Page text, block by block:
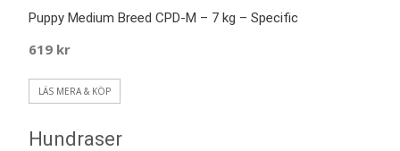
Puppy Medium Breed CPD-M – 7 kg – Specific
619 kr
LÄS MERA & KÖP
Hundraser